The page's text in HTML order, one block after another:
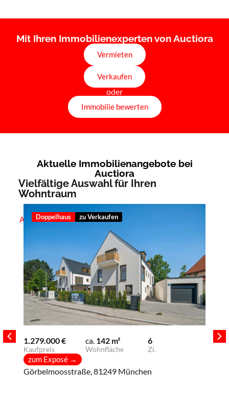
Mit Ihren Immobilienexperten von Auctiora
Vermieten
Verkaufen
oder
Immobilie bewerten
Aktuelle Immobilienangebote bei
Auctiora
Vielfältige Auswahl für Ihren
Wohntraum
Alle anzeigen (24 )
Doppelhaus zu Verkaufen
Görbelmoosstraße, 81249 München
1.279.000 €
Kaufpreis
ca. 142 m²
Wohnfläche
6
Zi.
zum Exposé →